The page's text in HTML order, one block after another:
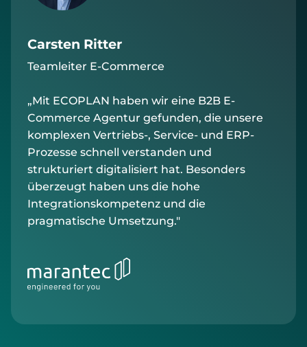
Carsten Ritter
Teamleiter E-Commerce
„Mit ECOPLAN haben wir eine B2B E-
Commerce Agentur gefunden, die unsere
komplexen Vertriebs-, Service- und ERP-
Prozesse schnell verstanden und
strukturiert digitalisiert hat. Besonders
überzeugt haben uns die hohe
Integrationskompetenz und die
pragmatische Umsetzung."